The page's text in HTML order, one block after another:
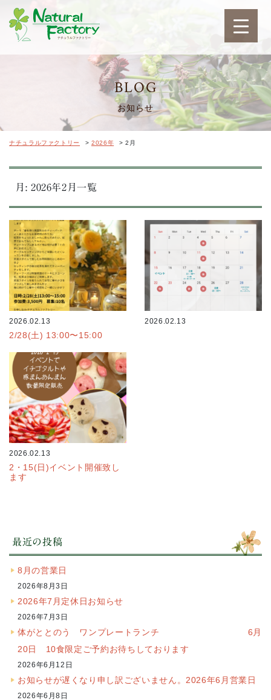
ナチュラルファクトリ
BLOG
お知らせ
ナチュラルファクトリー > 2026年 >2月
月: 2026年2月一覧
2026.02.13
2/28(土) 13:00〜15:00
2026.02.13
2026.02.13
2・15(日)イベント開催致し
ます
最近の投稿
8月の営業日
2026年8月3日
2026年7月定休日お知らせ
2026年7月3日
体がととのう ワンプレートランチ 6月
20日 10食限定ご予約お待ちしております
2026年6月12日
お知らせが遅くなり申し訳ございません。2026年6月営業日
2026年6月8日